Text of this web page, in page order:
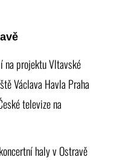
na projektuVltavské
Václava Havla Praha
televize na
haly v Ostravě